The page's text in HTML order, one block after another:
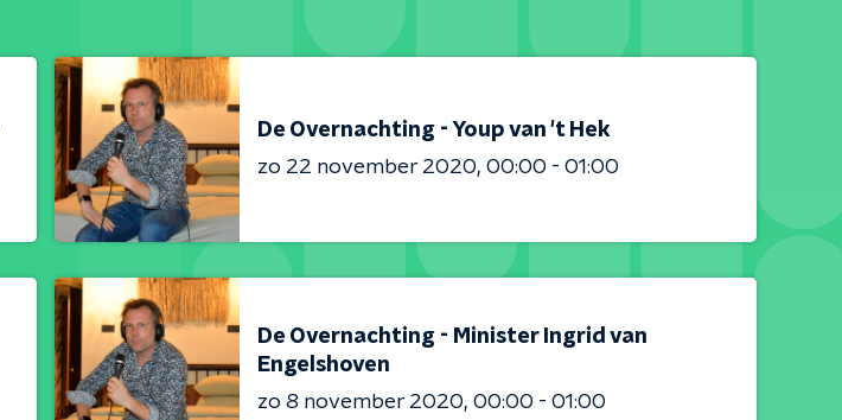
De Overnachting - Youp van 't Hek
zo 22 november 2020 00:00 - 01:00
De Overnachting - Minister Ingrid van
Engelshoven
zo 8 november 2020 00:00 - 01:00